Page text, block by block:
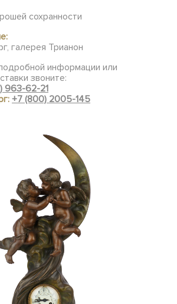
сохранности
галерея Трианон
информации или
звоните:
963-62-21
+7 (800) 2005-145